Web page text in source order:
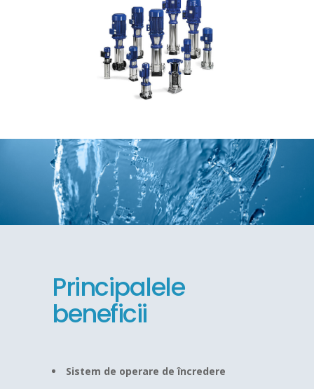
Principalele
beneficii
Sistem de operare de încredere